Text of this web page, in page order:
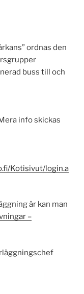
ordnas den
buss till och
info skickas
Kotisivut/login.a
är kan man
–